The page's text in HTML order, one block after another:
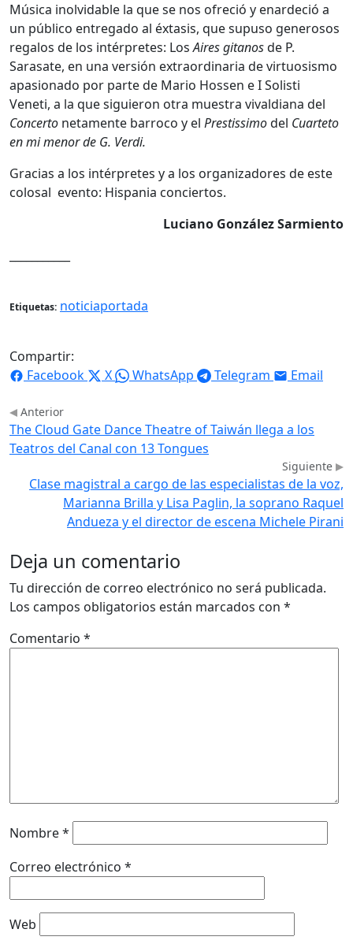
Música inolvidable la que se nos ofreció y enardeció a
un público entregado al éxtasis, que supuso generosos
regalos de los intérpretes: LosAires gitanosde P.
Sarasate, en una versión extraordinaria de virtuosismo
apasionado por parte de Mario Hossen e I Solisti
Veneti, a la que siguieron otra muestra vivaldiana del
Concerto netamente barroco y el Prestissimodel Cuarteto
en mi menor de G. Verdi.
Gracias a los intérpretes y a los organizadores de este
colosal evento: Hispania conciertos.
Luciano González Sarmiento
Etiquetas: noticiaportada
Compartir:
Facebook
X WhatsApp Telegram Email
Anterior
The Cloud Gate Dance Theatre of Taiwán llega a los
Teatros del Canal con 13 Tongues
Siguiente
Clase magistral a cargo de las especialistas de la voz,
Marianna Brilla y Lisa Paglin, la soprano Raquel
Andueza y el director de escena Michele Pirani
Deja un comentario
Tu dirección de correo electrónico no será publicada.
Los campos obligatorios están marcados con *
Comentario *
Nombre*
Correo electrónico *
Web